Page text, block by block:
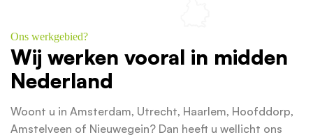
Ons werkgebied?
Wij werken vooral in midden
Nederland
Woont u in Amsterdam, Utrecht, Haarlem, Hoofddorp,
Amstelveen of Nieuwegein? Dan heeft u wellicht ons